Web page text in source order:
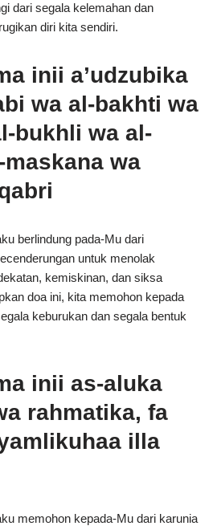
dari segala kelemahan dan
diri kita sendiri.
inii a’udzubika
wa al-bakhti wa
bukhli wa al-
wa
berlindung pada-Mu dari
untuk menolak
kemiskinan, dan siksa
doa ini, kita memohon kepada
keburukan dan segala bentuk
inii as-aluka
rahmatika, fa
illa
memohon kepada-Mu dari karunia